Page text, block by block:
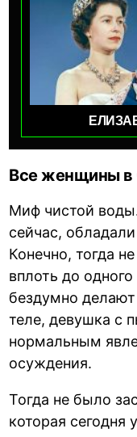
Все женщины в
Миф чистой
сейчас,
Конечно, тогда
вплоть до
бездумно
теле, девушка
нормальным
осуждения.
Тогда не было
которая сегодня